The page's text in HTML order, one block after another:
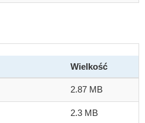
Wielkość
2.87 MB
2.3 MB